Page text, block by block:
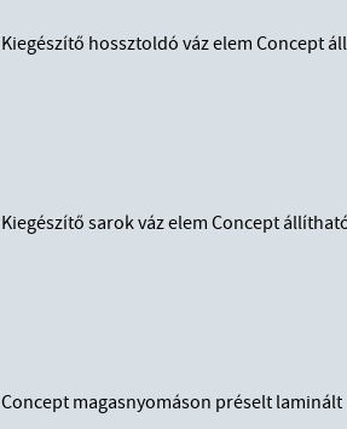
Kiegészítő hossztoldó váz elem Concept
Kiegészítő sarok váz elem Concept
Concept magasnyomáson préselt